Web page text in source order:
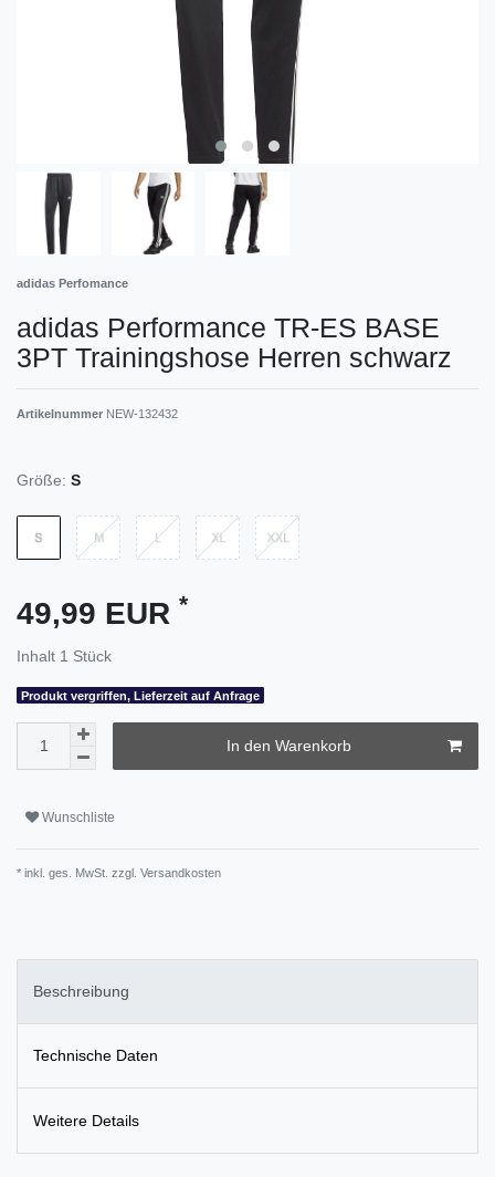
adidas Perfomance
adidas Performance TR-ES BASE
3PT Trainingshose Herren schwarz
Artikelnummer NEW-132432
Größe: S
49,99 EUR *
Inhalt 1 Stück
Produkt vergriffen, Lieferzeit auf Anfrage
In den Warenkorb
Wunschliste
* inkl. ges. MwSt. zzgl. Versandkosten
Beschreibung
Technische Daten
Weitere Details